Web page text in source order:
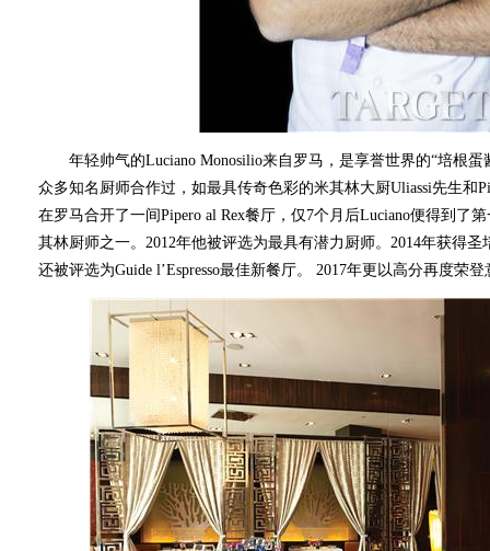
年轻帅气的Luciano Monosilio来自罗马，是享誉世界的“培根蛋
众多知名厨师合作过，如最具传奇色彩的米其林大厨Uliassi先生和
在罗马合开了一间Pipero al Rex餐厅，仅7个月后Luciano便得到了
其林厨师之一。2012年他被评选为最具有潜力厨师。2014年获得
还被评选为Guide l’Espresso最佳新餐厅。 2017年更以高分再度荣